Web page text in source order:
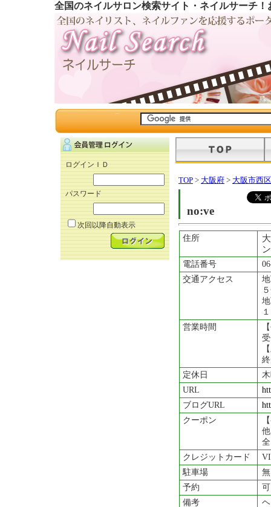
全国のネイルサロン検索サイト・ネイルサーチ
ログインＩＤ
パスワード
次回以降自動表示
TOP > 大阪府 > 大阪市西区
no:ve
住所
電話番号
交通アクセス
営業時間
定休日
URL
ブログURL
クーポン
クレジットカード
駐車場
無
予約
可
備考